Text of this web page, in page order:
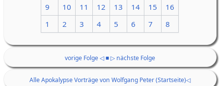
9
10 11 12 13 14 15
16
1
2 3 4 5 6 7 8
vorige Folge ◁■▷ nächste Folge
Alle Apokalypse Vorträge von Wolfgang Peter (Startseite)◁